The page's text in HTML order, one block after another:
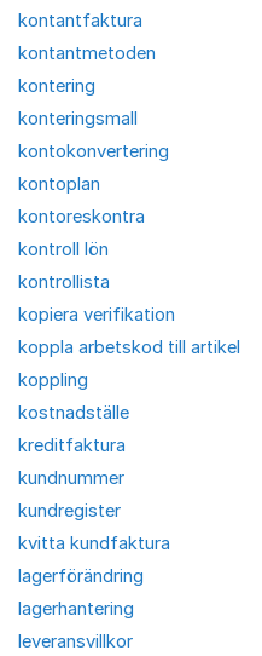
kontantfaktura
kontantmetoden
kontering
konteringsmall
kontokonvertering
kontoplan
kontoreskontra
kontroll lön
kontrollista
kopiera verifikation
koppla arbetskod till artikel
koppling
kostnadställe
kreditfaktura
kundnummer
kundregister
kvitta kundfaktura
lagerförändring
lagerhantering
leveransvillkor